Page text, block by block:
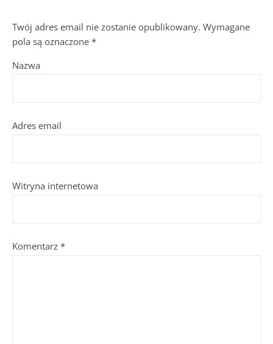
Twój adres email nie zostanie opublikowany. Wymagane
pola są oznaczone *
Nazwa
Adres email
Witryna internetowa
Komentarz *